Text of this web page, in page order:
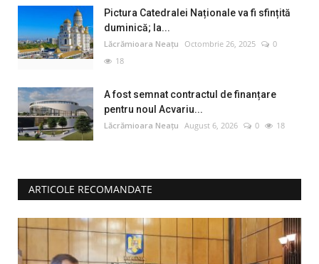
Pictura Catedralei Naționale va fi sfințită
duminică; la...
Lăcrămioara Neațu Octombrie 26, 2025
0
18
A fost semnat contractul de finanțare
pentru noul Acvariu...
Lăcrămioara Neațu August 6, 2026 0 18
ARTICOLE RECOMANDATE